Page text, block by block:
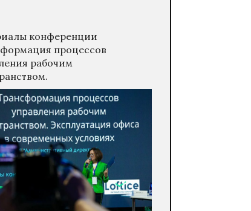
конференции
процессов
рабочим